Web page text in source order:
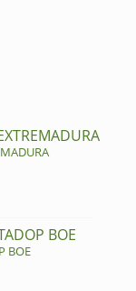
BOE
BOE